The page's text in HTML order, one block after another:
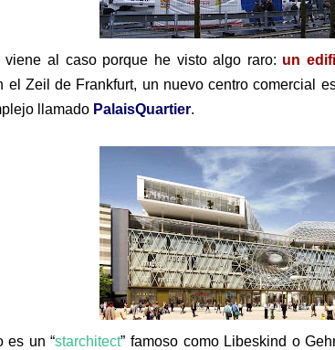
viene al caso porque he visto algo raro: un
el Zeil de Frankfurt, un nuevo centro comercial
llamado PalaisQuartier.
es un “starchitect” famoso como Libeskind o